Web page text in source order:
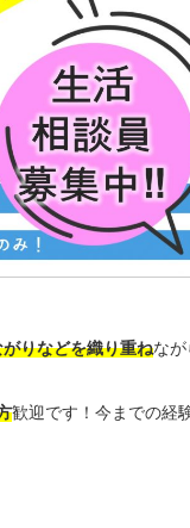
りなどを織り重ねな
歓迎です！今までの経